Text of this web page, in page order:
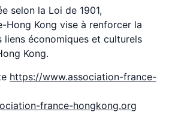
selon la Loi de 1901,
Hong Kong vise à renforcer la
liens économiques et culturels
Kong.
https://www.association-france-
france-hongkong.org